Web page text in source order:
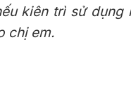
kiên trì sử dụng
chị em.